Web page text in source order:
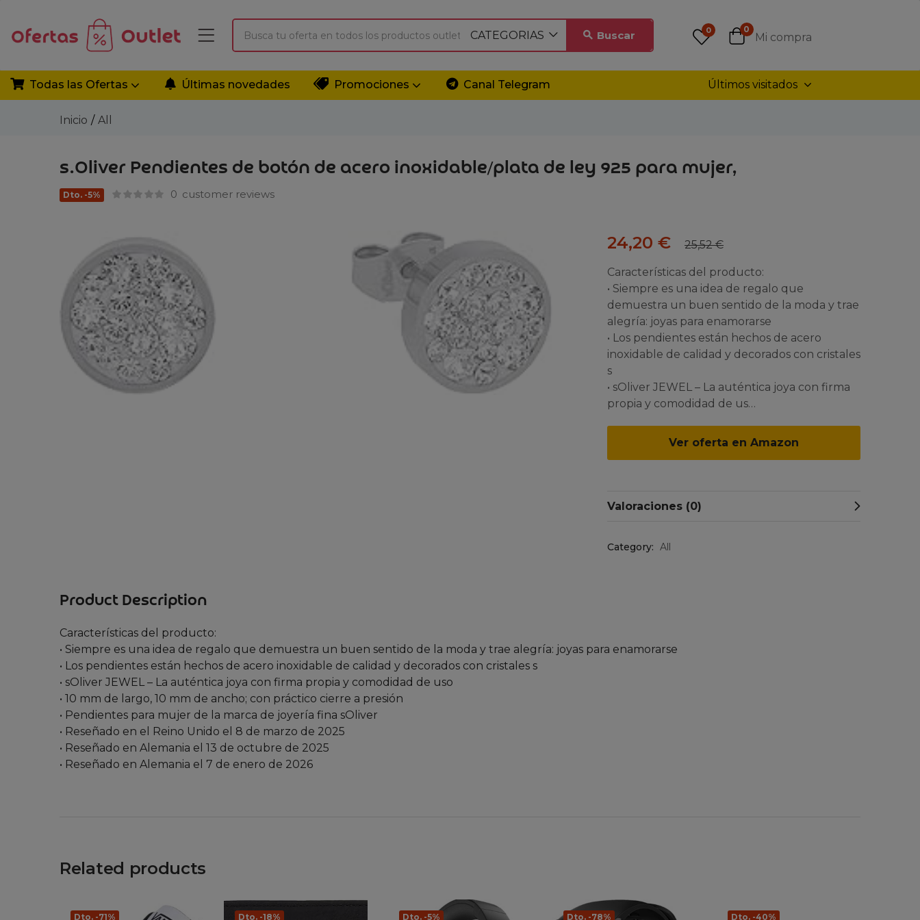
CATEGORIAS Buscar 0 0
Mi compra
Todas las Ofertas Últimas novedades Promociones Canal Telegram Últimos visitados
Inicio All
s.Oliver Pendientes de botón de acero inoxidable/plata de ley 925 para mujer,
Dto. -5% 0 customer reviews
24,20 € 25,52€
Características del producto:
• Siempre es una idea de regalo que
demuestra un buen sentido de la moda y trae
alegría: joyas para enamorarse
• Los pendientes están hechos de acero
inoxidable de calidad y decorados con cristales
s
• sOliver JEWEL – La auténtica joya con firma
propia y comodidad de us…
Ver oferta en Amazon
Valoraciones (0)
Category: All
Product Description
Características del producto:
• Siempre es una idea de regalo que demuestra un buen sentido de la moda y trae alegría: joyas para enamorarse
• Los pendientes están hechos de acero inoxidable de calidad y decorados con cristales s
• sOliver JEWEL – La auténtica joya con firma propia y comodidad de uso
• 10 mm de largo, 10 mm de ancho; con práctico cierre a presión
• Pendientes para mujer de la marca de joyería fina sOliver
• Reseñado en el Reino Unido el 8 de marzo de 2025
• Reseñado en Alemania el 13 de octubre de 2025
• Reseñado en Alemania el 7 de enero de 2026
Related products
Dto. -71% Dto. -18% Dto. -5% Dto. -78% Dto. -40%